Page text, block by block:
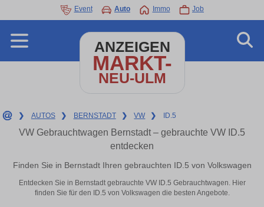
Event Auto Immo Job
ANZEIGEN
MARKT-
NEU-ULM
❯ AUTOS ❯ BERNSTADT ❯ VW ❯ ID.5
VW Gebrauchtwagen Bernstadt – gebrauchte VW ID.5
entdecken
Finden Sie in Bernstadt Ihren gebrauchten ID.5 von Volkswagen
Entdecken Sie in Bernstadt gebrauchte VW ID.5 Gebrauchtwagen. Hier
finden Sie für den ID.5 von Volkswagen die besten Angebote.